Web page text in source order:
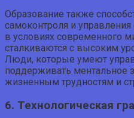
Образование также
самоконтроля и
в условиях современного
сталкиваются с высоким
Люди, которые умеют
поддерживать ментальное
жизненным трудностям и
6. Технологическая